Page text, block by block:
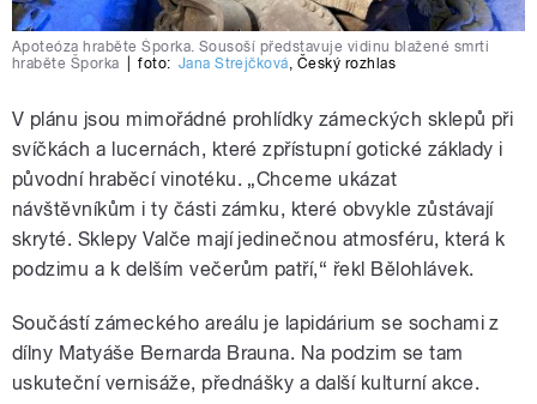
Apoteóza hraběte Šporka. Sousoší představuje vidinu blažené smrti
hraběte Šporka
foto: Jana Strejčková, Český rozhlas
V plánu jsou mimořádné prohlídky zámeckých sklepů při
svíčkách a lucernách, které zpřístupní gotické základy i
původní hraběcí vinotéku. „Chceme ukázat
návštěvníkům i ty části zámku, které obvykle zůstávají
skryté. Sklepy Valče mají jedinečnou atmosféru, která k
podzimu a k delším večerům patří,“ řekl Bělohlávek.
Součástí zámeckého areálu je lapidárium se sochami z
dílny Matyáše Bernarda Brauna. Na podzim se tam
uskuteční vernisáže, přednášky a další kulturní akce.